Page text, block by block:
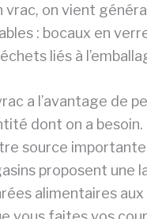
vrac, on vient
: bocaux en
liés à
a l’avantage de
dont on a
source
proposent une
alimentaires